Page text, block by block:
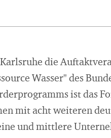
die
Wasser" des
ist das
mit acht weiteren
und mittlere